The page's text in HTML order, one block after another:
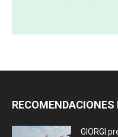
RECOMENDACIONES
GIORGI